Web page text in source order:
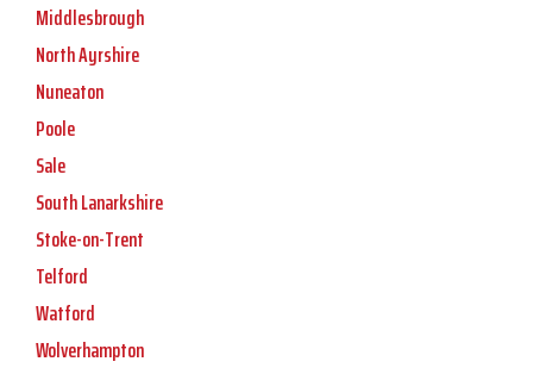
Middlesbrough
North Ayrshire
Nuneaton
Poole
Sale
South Lanarkshire
Stoke-on-Trent
Telford
Watford
Wolverhampton